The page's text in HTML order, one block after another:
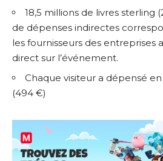
18,5 millions de livres sterling
de dépenses indirectes
les fournisseurs des entreprises
direct sur l’événement.
Chaque visiteur a dépensé
(494 €)